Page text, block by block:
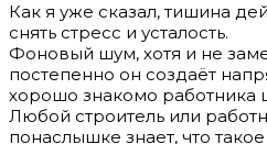
Как я уже сказал, тишина
снять стресс и усталость.
Фоновый шум, хотя и не
постепенно он создаёт
хорошо знакомо работника
Любой строитель или
понаслышке знает, что